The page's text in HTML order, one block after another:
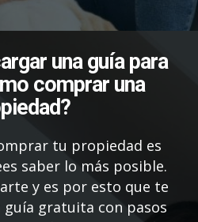
una guía para
comprar una
tu propiedad es
saber lo más posible.
y es por esto que te
gratuita con pasos